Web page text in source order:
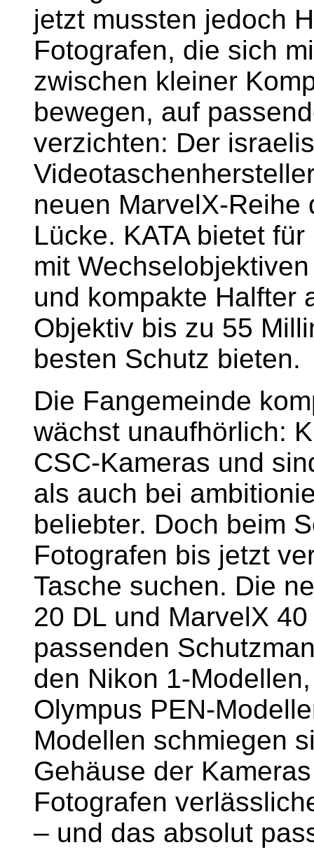
jetzt mussten jedoch
Fotografen, die sich
zwischen kleiner
bewegen, auf
verzichten: Der
neuen MarvelX-Reihe
Lücke. KATA bietet
mit
und kompakte Halfter
Objektiv bis zu 55
besten Schutz bieten.
Die Fangemeinde
wächst unaufhörlich:
CSC-Kameras und
als auch bei
beliebter. Doch beim
Fotografen bis jetzt
Tasche suchen. Die
20 DL und MarvelX
passenden
den Nikon 1-
Olympus PEN-
Modellen schmiegen
Gehäuse der
Fotografen
– und das absolut